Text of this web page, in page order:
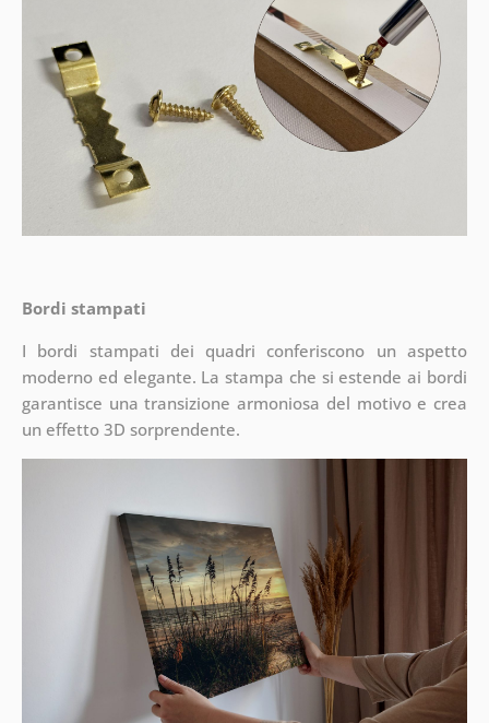
Bordi stampati
I bordi stampati dei quadri conferiscono un aspetto
moderno ed elegante. La stampa che si estende ai bordi
garantisce una transizione armoniosa del motivo e crea
un effetto 3D sorprendente.